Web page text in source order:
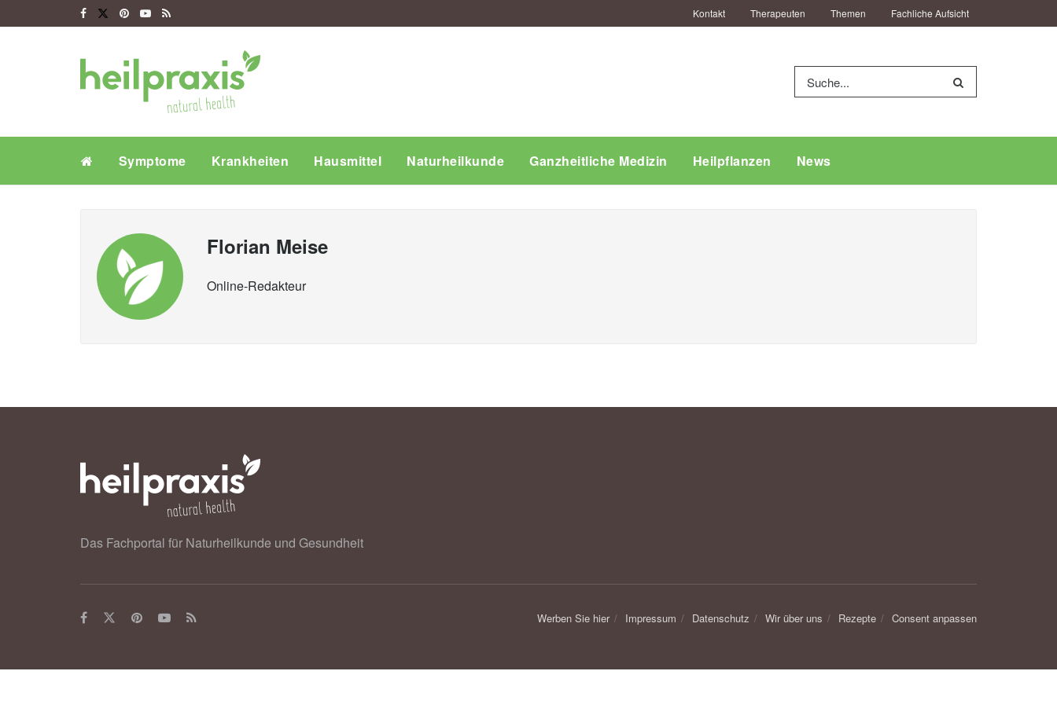
Kontakt Therapeuten Themen Fachliche Aufsicht
Symptome Krankheiten Hausmittel Naturheilkunde Ganzheitliche Medizin Heilpflanzen News
Florian Meise
Online-Redakteur
Das Fachportal für Naturheilkunde und Gesundheit
Werben Sie hier Impressum Datenschutz Wir über uns Rezepte Consent anpassen